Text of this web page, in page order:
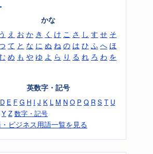
かな
う え お か き く け こ さ し す せ そ
て と な に ぬ ね の は ひ ふ へ ほ
め も や ゆ よ ら り る れ ろ わ を
英数字・記号
D E F G H I J K L M N O P Q R S T U
Y Z 数字・記号
ビジネス用語一覧を見る